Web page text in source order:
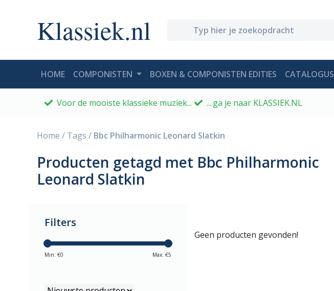
Klassiek.nl
HOME(CURRENT)
COMPONISTEN BOXEN & COMPONISTEN EDITIES CATALOGUS
Voor de mooiste klassieke muziek... ....ga je naar KLASSIEK.NL
Home / Tags / Bbc Philharmonic Leonard Slatkin
Producten getagd met Bbc Philharmonic
Leonard Slatkin
Filters
Min: €0 Max: €5
Geen producten gevonden!